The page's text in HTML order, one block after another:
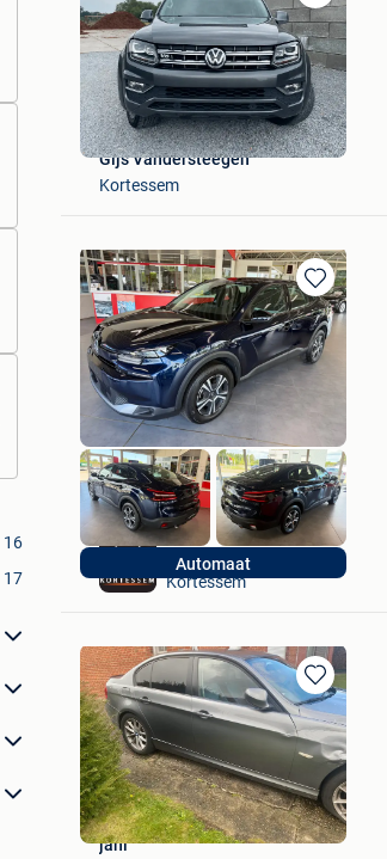
16
17
Bewaren
in
Mijn
Favorieten
Gijs Vandersteegen
Kortessem
Bewaren
in
Mijn
Favorieten
Automaat
Garage Cremers
Kortessem
Bewaren
in
Mijn
Favorieten
jani